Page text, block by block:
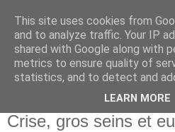
Crise, gros seins et
This site uses cookies from
and to analyze traffic. Your IP
shared with Google along with
metrics to ensure quality of
statistics, and to detect and
LEARN MORE